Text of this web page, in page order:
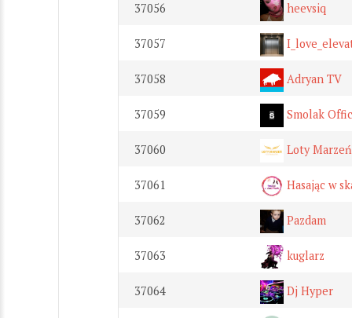
37056 heevsiq
37057
37058 Adryan TV
37059 Smolak
37060 Loty
37061 Hasając w
37062 Pazdam
37063 kuglarz
37064 Dj Hyper